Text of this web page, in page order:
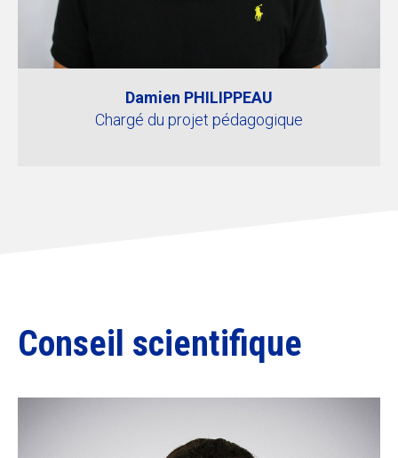
Damien PHILIPPEAU
Chargé du projet pédagogique
Conseil scientifique